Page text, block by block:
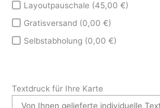
Layoutpauschale (45,00 €)
Gratisversand (0,00 €)
Selbstabholung (0,00 €)
Textdruck für Ihre Karte